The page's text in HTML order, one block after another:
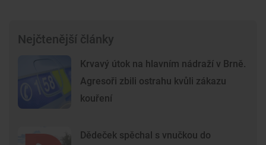
Nejčtenější články
Krvavý útok na hlavním nádraží v Brně.
Agresoři zbili ostrahu kvůli zákazu
kouření
Dědeček spěchal s vnučkou do